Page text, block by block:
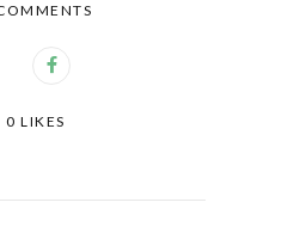
0 LIKES